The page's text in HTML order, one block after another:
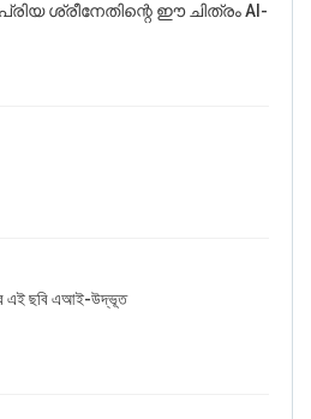
ശ്രീനേതിന്റെ ഈ ചിത്രം AI-
এই ছবি এআই-উদ্ভূত